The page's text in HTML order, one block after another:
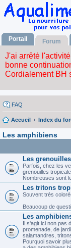
Portail Forum
FAQ
Accueil Index du
Les amphibiens
Les
Parfois, chez les
grenouilles
Nombreuses sont
Les tritons
Souvent très
Beaucoup de
Les
Il s'agit ici non pas
promenade, de
salamandres,
Pourquoi savoir